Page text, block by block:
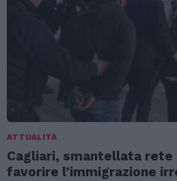
ATTUALITÀ
Cagliari, smantellata rete
favorire l’immigrazione